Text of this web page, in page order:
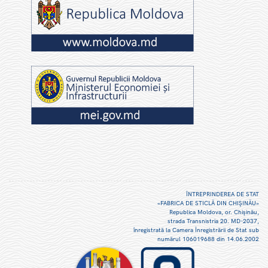
ÎNTREPRINDEREA DE STAT
«FABRICA DE STICLĂ DIN CHIŞINĂU»
Republica Moldova, or. Chişinău,
strada Transnistria 20. MD-2037,
înregistrată la Camera Înregistrării de Stat sub
numărul 106019688 din 14.06.2002